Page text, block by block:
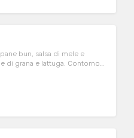
bun, salsa di mele e
di grana e lattuga. Contorno